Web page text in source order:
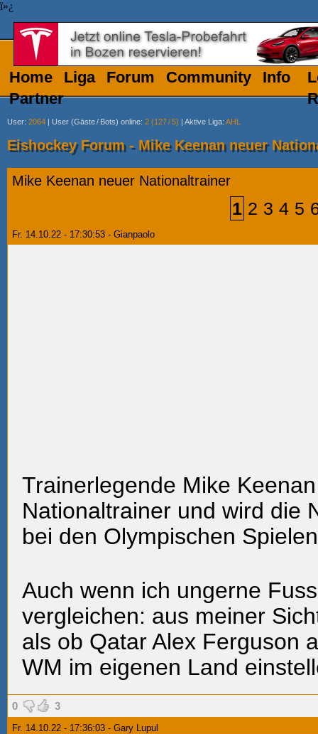
ï»¿
Home Liga Forum Community
Info
Partner
User: 2064 | User (Gäste/ Bots) online: 2 (127/5) | Aktive Liga: AHL
Eishockey Forum - Mike Keenan neuer
Mike Keenan neuer Nationaltrainer
1 2 3 4 5
Fr. 14.10.22 - 17:30:53 - Gianpaolo
Trainerlegende Mike
Nationaltrainer und wird die
bei den Olympischen
Auch wenn ich ungerne
vergleichen: aus meiner
als ob Qatar Alex Ferguson
WM im eigenen Land
0 3
Fr. 14.10.22 - 17:36:03 - Gary Lupul